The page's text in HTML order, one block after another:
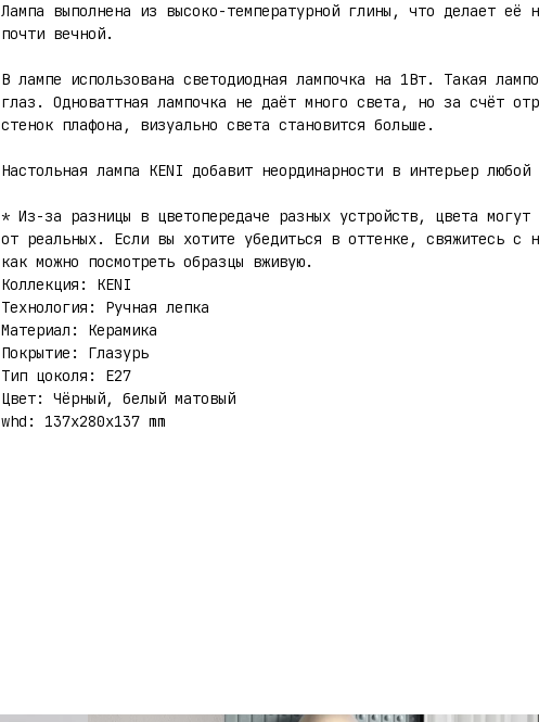
Лампа выполнена из высоко-температурной глины, что делает её
почти вечной.
В лампе использована светодиодная лампочка на 1Вт. Такая
глаз. Одноваттная лампочка не даёт много света, но за счёт
стенок плафона, визуально света становится больше.
Настольная лампа KENI добавит неординарности в интерьер любой
* Из-за разницы в цветопередаче разных устройств, цвета могут
от реальных. Если вы хотите убедиться в оттенке, свяжитесь с
как можно посмотреть образцы вживую.
Коллекция: KENI
Технология: Ручная лепка
Материал: Керамика
Покрытие: Глазурь
Тип цоколя: E27
Цвет: Чёрный, белый матовый
whd: 137x280x137 mm